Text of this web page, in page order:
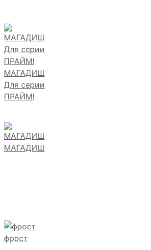
МАГАДИШ
Для серии
ПРАЙМ!
МАГАДИШ
фрост